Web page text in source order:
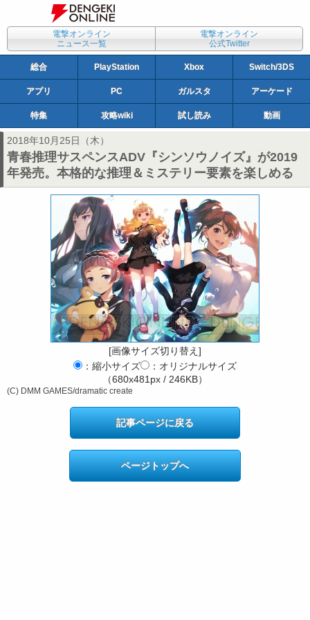
電撃オンライン
ニュース一覧
電撃オンライン
公式Twitter
総合 PlayStation Xbox Switch/3DS
アプリ PC ガルスタ アーケード
特集 攻略wiki 試し読み 動画
2018年10月25日（木）
青春推理サスペンスADV『シンソウノイズ』が2019
年発売。本格的な推理＆ミステリー要素を楽しめる
[画像サイズ切り替え]
：縮小サイズ
：オリジナルサイズ
（680x481px / 246KB）
(C) DMM GAMES/dramatic create
記事ページに戻る
ページトップへ